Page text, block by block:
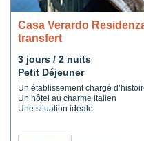
Casa Verardo
transfert
3 jours / 2 nuits
Petit Déjeuner
Un établissement chargé
Un hôtel au charme italien
Une situation idéale